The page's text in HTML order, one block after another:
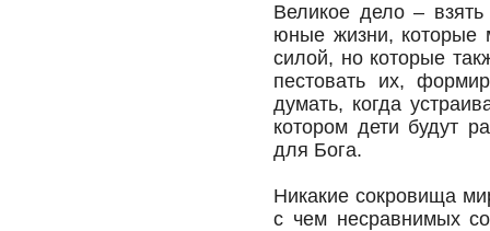
Великое дело –
юные жизни, которые
силой, но которые
пестовать их,
думать, когда
котором дети будут
для Бога.
Никакие сокровища
с чем несравнимых